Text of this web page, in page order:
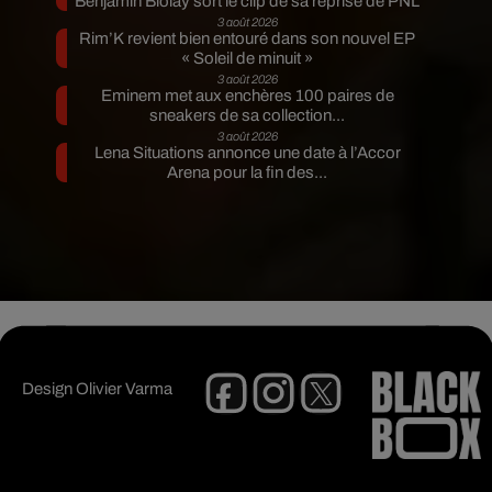
3 août 2026
Rim’K revient bien entouré dans son nouvel EP
« Soleil de minuit »
3 août 2026
Eminem met aux enchères 100 paires de
sneakers de sa collection...
3 août 2026
Lena Situations annonce une date à l’Accor
Arena pour la fin des...
DesignOlivier Varma